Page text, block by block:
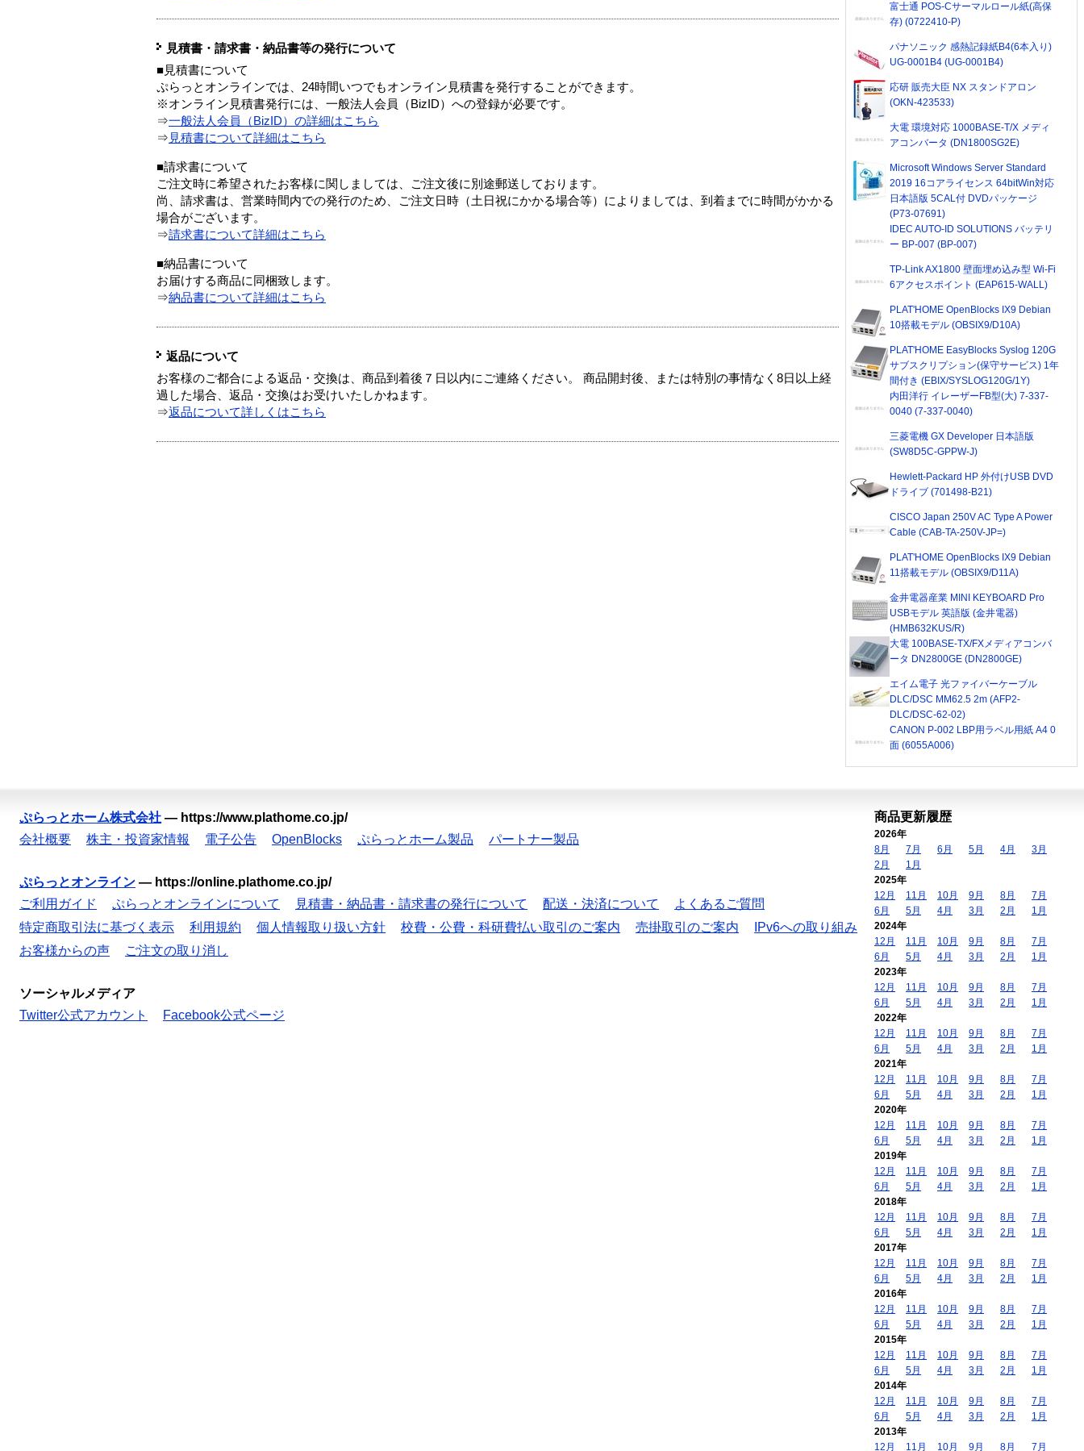
見積書・請求書・納品書等の発行について
■見積書について
ぷらっとオンラインでは、24時間いつでもオンライン見積書を発行することができます。
※オンライン見積書発行には、一般法人会員（BizID）への登録が必要です。
⇒一般法人会員（BizID）の詳細はこちら
⇒ 見積書について詳細はこちら
■請求書について
ご注文時に希望されたお客様に関しましては、ご注文後に別途郵送しております。
尚、請求書は、営業時間内での発行のため、ご注文日時（土日祝にかかる場合等）によりましては、到着までに時間がかかる
場合がございます。
⇒請求書について詳細はこちら
■納品書について
お届けする商品に同梱致します。
⇒納品書について詳細はこちら
返品について
お客様のご都合による返品・交換は、商品到着後７日以内にご連絡ください。 商品開封後、または特別の事情なく8日以上経
過した場合、返品・交換はお受けいたしかねます。
⇒返品について詳しくはこちら
富士通 POS-Cサーマルロール紙(高保
存) (0722410-P)
パナソニック 感熱記録紙B4(6本入り)
UG-0001B4 (UG-0001B4)
応研 販売大臣 NX スタンドアロン
(OKN-423533)
大電 環境対応 1000BASE-T/X メディ
アコンバータ (DN1800SG2E)
Microsoft Windows Server Standard
2019 16コアライセンス 64bitWin対応
日本語版 5CAL付 DVDパッケージ
(P73-07691)
IDEC AUTO-ID SOLUTIONS バッテリ
ー BP-007 (BP-007)
TP-Link AX1800 壁面埋め込み型 Wi-Fi
6アクセスポイント (EAP615-WALL)
PLAT'HOME OpenBlocks IX9 Debian
10搭載モデル (OBSIX9/D10A)
PLAT'HOME EasyBlocks Syslog 120G
サブスクリプション(保守サービス) 1年
間付き (EBIX/SYSLOG120G/1Y)
内田洋行 イレーザーFB型(大) 7-337-
0040 (7-337-0040)
三菱電機 GX Developer 日本語版
(SW8D5C-GPPW-J)
Hewlett-Packard HP 外付けUSB DVD
ドライブ (701498-B21)
CISCO Japan 250V AC Type A Power
Cable (CAB-TA-250V-JP=)
PLAT'HOME OpenBlocks IX9 Debian
11搭載モデル (OBSIX9/D11A)
金井電器産業 MINI KEYBOARD Pro
USBモデル 英語版 (金井電器)
(HMB632KUS/R)
大電 100BASE-TX/FXメディアコンバ
ータ DN2800GE (DN2800GE)
エイム電子 光ファイバーケーブル
DLC/DSC MM62.5 2m (AFP2-
DLC/DSC-62-02)
CANON P-002 LBP用ラベル用紙 A4 0
面 (6055A006)
ぷらっとホーム株式会社 — https://www.plathome.co.jp/
会社概要
株主・投資家情報 電子公告 OpenBlocks ぷらっとホーム製品 パートナー製品
ぷらっとオンライン — https://online.plathome.co.jp/
ご利用ガイド
ぷらっとオンラインについて 見積書・納品書・請求書の発行について 配送・決済について
よくあるご質問
特定商取引法に基づく表示
利用規約 個人情報取り扱い方針 校費・公費・科研費払い取引のご案内 売掛取引のご案内
IPv6への取り組み
お客様からの声
ご注文の取り消し
ソーシャルメディア
Twitter公式アカウント
Facebook公式ページ
商品更新履歴
2026年
8月
7月 6月 5月 4月
3月
2月
1月
2025年
12月
11月 10月 9月 8月
7月
6月
5月 4月 3月 2月
1月
2024年
12月
11月 10月 9月 8月
7月
6月
5月 4月 3月 2月
1月
2023年
12月
11月 10月 9月 8月
7月
6月
5月 4月 3月 2月
1月
2022年
12月
11月 10月 9月 8月
7月
6月
5月 4月 3月 2月
1月
2021年
12月
11月 10月 9月 8月
7月
6月
5月 4月 3月 2月
1月
2020年
12月
11月 10月 9月 8月
7月
6月
5月 4月 3月 2月
1月
2019年
12月
11月 10月 9月 8月
7月
6月
5月 4月 3月 2月
1月
2018年
12月
11月 10月 9月 8月
7月
6月
5月 4月 3月 2月
1月
2017年
12月
11月 10月 9月 8月
7月
6月
5月 4月 3月 2月
1月
2016年
12月
11月 10月 9月 8月
7月
6月
5月 4月 3月 2月
1月
2015年
12月
11月 10月 9月 8月
7月
6月
5月 4月 3月 2月
1月
2014年
12月
11月 10月 9月 8月
7月
6月
5月 4月 3月 2月
1月
2013年
12月
11月 10月 9月 8月 7月